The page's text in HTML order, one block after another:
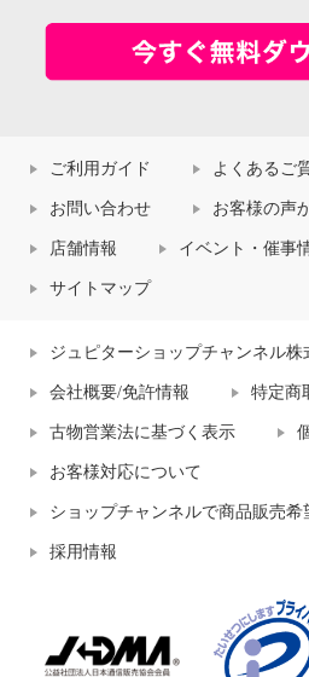
ご利用ガイド よくあるご
お問い合わせ お客様の声
店舗情報 イベント・催事
サイトマップ
ジュピターショップチャンネル株
会社概要/免許情報 特定商
古物営業法に基づく表示
お客様対応について
ショップチャンネルで商品販売希
採用情報